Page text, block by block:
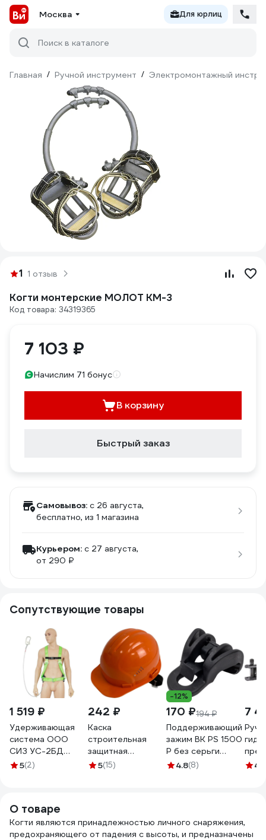
Москва Для юрлиц
Поиск в каталоге
Главная / Ручной инструмент / Электромонтажный
1 1 отзыв
Когти монтерские МОЛОТ КМ-3
Код товара: 34319365
7 103 ₽
Начислим 71 бонус
В корзину
Быстрый заказ
Самовывоз: c 26 августа,
бесплатно, из 1 магазина
Курьером: c 27 августа,
от 290 ₽
Сопутствующие товары
1 519 ₽
Удерживающая
система ООО
СИЗ УС-2БД
(трос) 1788
5(2)
242 ₽
Каска
строительная
защитная
SAMGRUPP
5(15)
-12%
170 ₽194 ₽
Поддерживающий
зажим ВК PS 1500
P без серьги
20200031
4.8(8)
7
ПГ-4.4
О товаре
Когти являются принадлежностью личного снаряжения,
предохраняющего от падения с высоты, и предназначены